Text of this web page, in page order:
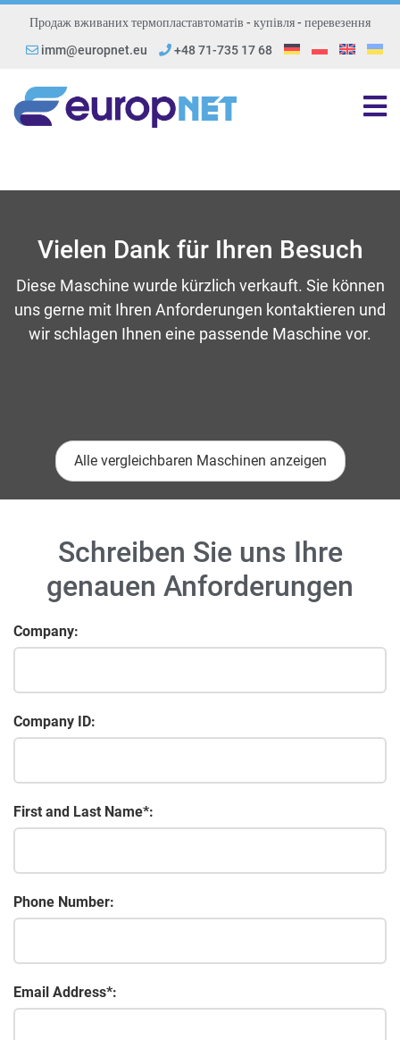
Продаж вживаних термопластавтоматів - купівля - перевезення
imm@europnet.eu
+48 71-735 17 68
Vielen Dank für Ihren Besuch
Diese Maschine wurde kürzlich verkauft. Sie können
uns gerne mit Ihren Anforderungen kontaktieren und
wir schlagen Ihnen eine passende Maschine vor.
Alle vergleichbaren Maschinen anzeigen
Schreiben Sie uns Ihre
genauen Anforderungen
Company:
Company ID:
First and Last Name*:
Phone Number:
Email Address*: